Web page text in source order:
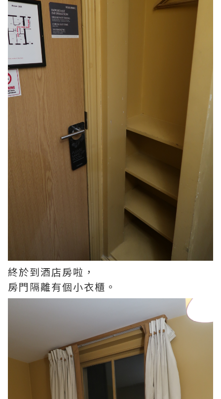
終於到酒店房啦，
房門隔離有個小衣櫃。